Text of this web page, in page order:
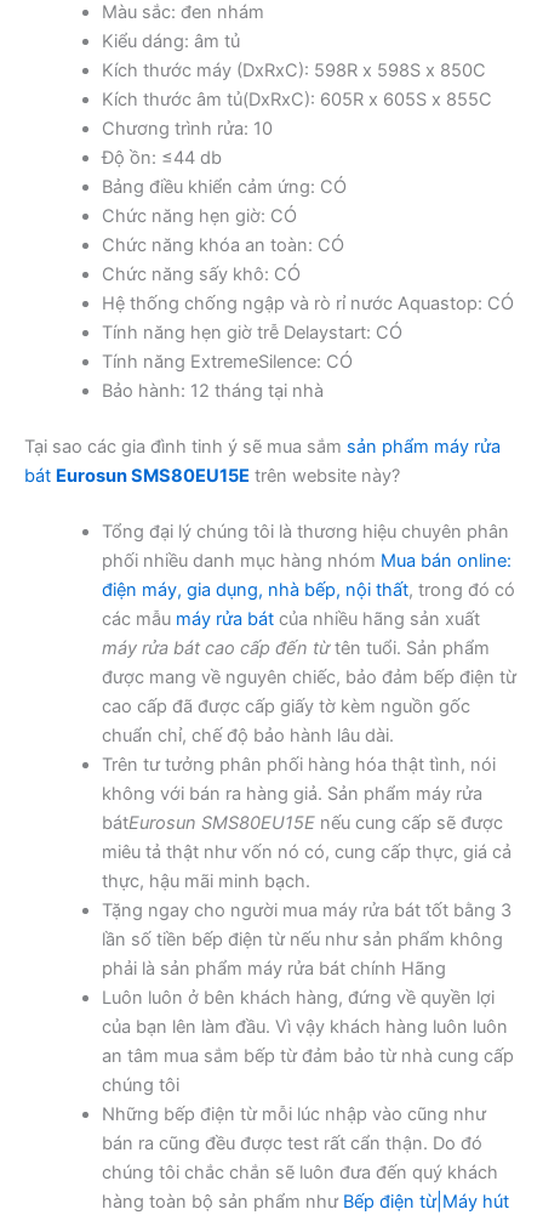
Màu sắc: đen nhám
Kiểu dáng: âm tủ
Kích thước máy (DxRxC): 598R x 598S x 850C
Kích thước âm tủ(DxRxC): 605R x 605S x 855C
Chương trình rửa: 10
Độ ồn: ≤44 db
Bảng điều khiển cảm ứng: CÓ
Chức năng hẹn giờ: CÓ
Chức năng khóa an toàn: CÓ
Chức năng sấy khô: CÓ
Hệ thống chống ngập và rò rỉ nước Aquastop: CÓ
Tính năng hẹn giờ trễ Delaystart: CÓ
Tính năng ExtremeSilence: CÓ
Bảo hành: 12 tháng tại nhà
Tại sao các gia đình tinh ý sẽ mua sắm sản phẩm máy rửa
bát Eurosun SMS80EU15E trên website này?
Tổng đại lý chúng tôi là thương hiệu chuyên phân
phối nhiều danh mục hàng nhóm Mua bán online:
điện máy, gia dụng, nhà bếp, nội thất, trong đó có
các mẫu máy rửa bátcủa nhiều hãng sản xuất
máy rửa bát cao cấp đến từtên tuổi. Sản phẩm
được mang về nguyên chiếc, bảo đảm bếp điện từ
cao cấp đã được cấp giấy tờ kèm nguồn gốc
chuẩn chỉ, chế độ bảo hành lâu dài.
Trên tư tưởng phân phối hàng hóa thật tình, nói
không với bán ra hàng giả. Sản phẩm máy rửa
bátEurosun SMS80EU15Enếu cung cấp sẽ được
miêu tả thật như vốn nó có, cung cấp thực, giá cả
thực, hậu mãi minh bạch.
Tặng ngay cho người mua máy rửa bát tốt bằng 3
lần số tiền bếp điện từ nếu như sản phẩm không
phải là sản phẩm máy rửa bát chính Hãng
Luôn luôn ở bên khách hàng, đứng về quyền lợi
của bạn lên làm đầu. Vì vậy khách hàng luôn luôn
an tâm mua sắm bếp từ đảm bảo từ nhà cung cấp
chúng tôi
Những bếp điện từ mỗi lúc nhập vào cũng như
bán ra cũng đều được test rất cẩn thận. Do đó
chúng tôi chắc chắn sẽ luôn đưa đến quý khách
hàng toàn bộ sản phẩm như Bếp điện từ|Máy hút